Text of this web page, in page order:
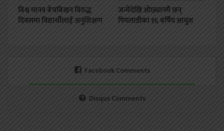
विश्व मानव बेचबिखन विरुद्ध
दिवसमा विद्यार्थीलाई अनुशिक्षण
जन्मेदेखि ओछ्यानमै छन्
पिपलाडीका १६ बर्षिय आयुश
Facebook Comments
Disqus Comments